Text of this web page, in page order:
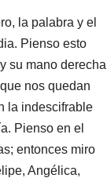
la palabra y el
Pienso esto
su mano derecha
nos quedan
la indescifrable
Pienso en el
entonces miro
Angélica,